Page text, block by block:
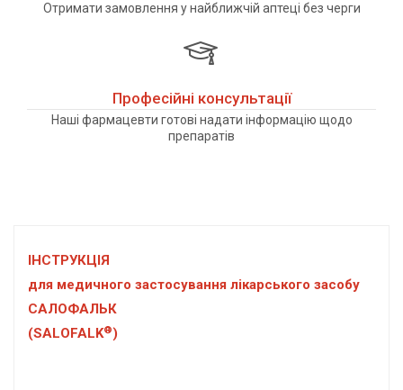
Отримати замовлення у найближчій аптеці без черги
Професійні консультації
Наші фармацевти готові надати інформацію щодо
препаратів
ІНСТРУКЦІЯ
для медичного застосування лікарського засобу
САЛОФАЛЬК
(SALOFALK®)